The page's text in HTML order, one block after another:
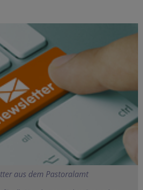
aus dem Pastoralamt